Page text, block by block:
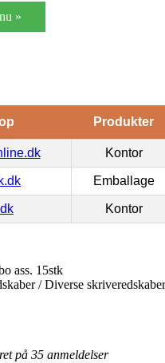
»
Produkter
Kontor
Emballage
Kontor
ass. 15stk
/ Diverse skriveredskaber
på 35 anmeldelser